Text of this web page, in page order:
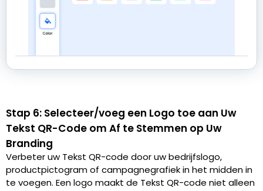
Stap 6: Selecteer/voeg een Logo toe aan Uw
Tekst QR-Code om Af te Stemmen op Uw
Branding
Verbeter uw Tekst QR-code door uw bedrijfslogo,
productpictogram of campagnegrafiek in het midden in
te voegen. Een logo maakt de Tekst QR-code niet alleen